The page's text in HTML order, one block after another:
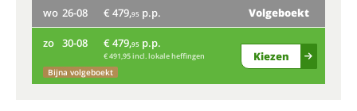
wo 26-08 € 479,95 p.p. Volgeboekt
zo 30-08 € 479,95 p.p.
€ 491,95 incl. lokale heffingen
Bijna volgeboekt
Kiezen